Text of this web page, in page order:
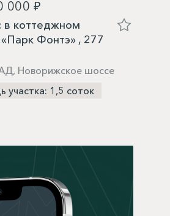
000 ₽
в коттеджном
Фонтэ» , 277
Новорижское шоссе
участка: 1,5 соток